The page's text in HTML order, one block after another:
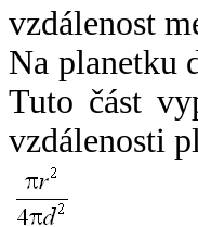
vzdálenost
Na planetku
Tuto část
vzdálenosti